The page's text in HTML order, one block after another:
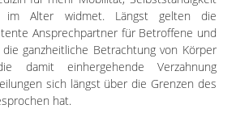
im Alter widmet. Längst gelten die
Ansprechpartner für Betroffene und
ganzheitliche Betrachtung von Körper
damit einhergehende Verzahnung
sich längst über die Grenzen des
hat.